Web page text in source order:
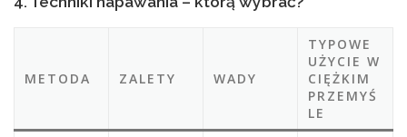
METODA ZALETY WADY
TYPOWE
UŻYCIE W
CIĘŻKIM
PRZEMYŚ
LE